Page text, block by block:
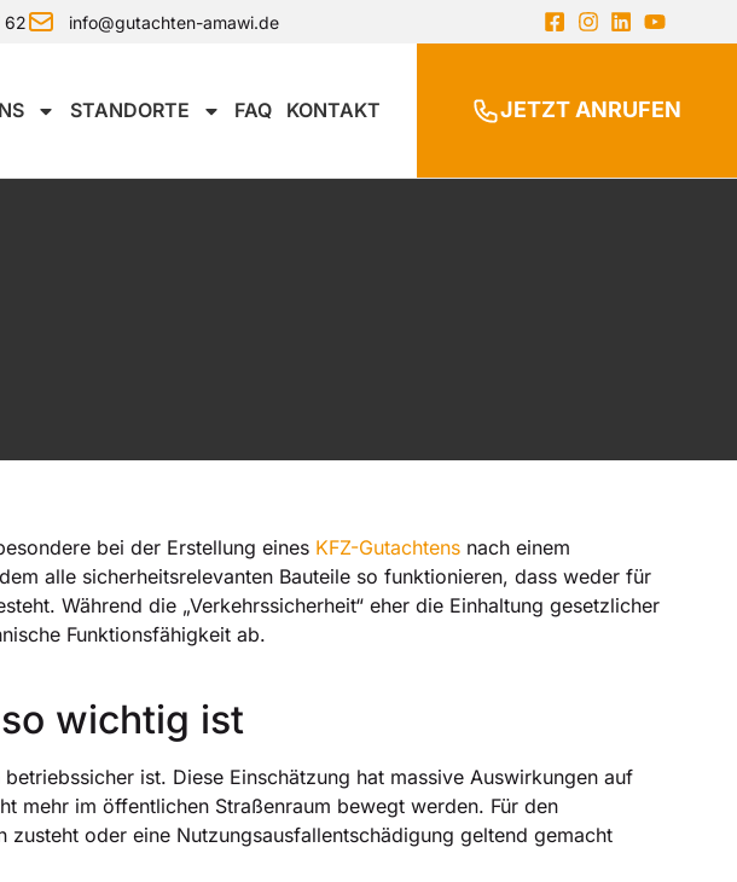
62 info@gutachten-amawi.de
STANDORTE FAQ KONTAKT JETZT ANRUFEN
bei der Erstellung eines KFZ-Gutachtens nach einem
alle sicherheitsrelevanten Bauteile so funktionieren, dass weder für
Während die „Verkehrssicherheit“ eher die Einhaltung gesetzlicher
Funktionsfähigkeit ab.
wichtig ist
ist. Diese Einschätzung hat massive Auswirkungen auf
mehr im öffentlichen Straßenraum bewegt werden. Für den
oder eine Nutzungsausfallentschädigung geltend gemacht